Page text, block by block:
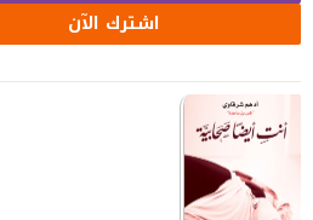
اشترك الآن